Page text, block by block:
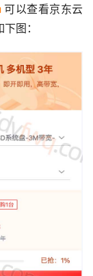
可以查看京东云
图：